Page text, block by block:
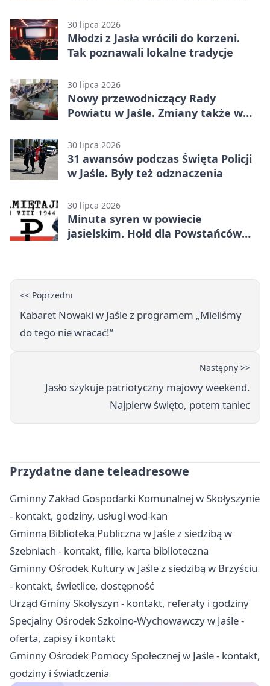
30 lipca 2026
Młodzi z Jasła wrócili do korzeni.
Tak poznawali lokalne tradycje
30 lipca 2026
Nowy przewodniczący Rady
Powiatu w Jaśle. Zmiany także w
30 lipca 2026
31 awansów podczas Święta Policji
w Jaśle. Były też odznaczenia
30 lipca 2026
Minuta syren w powiecie
jasielskim. Hołd dla Powstańców
<< Poprzedni
Kabaret Nowaki w Jaśle z programem „Mieliśmy
do tego nie wracać!”
Następny >>
Jasło szykuje patriotyczny majowy weekend.
Najpierw święto, potem taniec
Przydatne dane teleadresowe
Gminny Zakład Gospodarki Komunalnej w Skołyszynie
- kontakt, godziny, usługi wod-kan
Gminna Biblioteka Publiczna w Jaśle z siedzibą w
Szebniach - kontakt, filie, karta biblioteczna
Gminny Ośrodek Kultury w Jaśle z siedzibą w Brzyściu
- kontakt, świetlice, dostępność
Urząd Gminy Skołyszyn - kontakt, referaty i godziny
Specjalny Ośrodek Szkolno-Wychowawczy w Jaśle -
oferta, zapisy i kontakt
Gminny Ośrodek Pomocy Społecznej w Jaśle - kontakt,
godziny i świadczenia